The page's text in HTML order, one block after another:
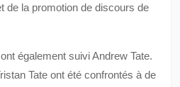
de la promotion de discours de
également suivi Andrew Tate.
Tate ont été confrontés à de